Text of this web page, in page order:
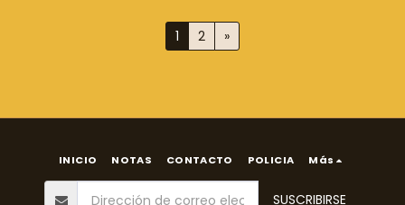
1 2 »
INICIO NOTAS CONTACTO POLICIA Más
SUSCRIBIRSE